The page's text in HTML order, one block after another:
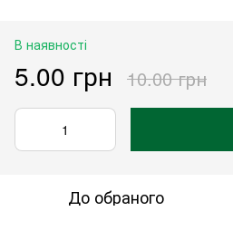
В наявності
5.00 грн 10.00 грн
До обраного